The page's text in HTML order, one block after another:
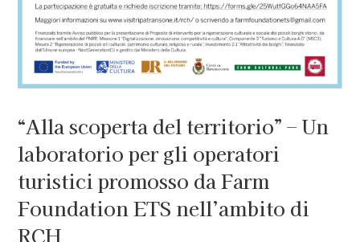
“Alla scoperta del territorio” – Un
laboratorio per gli operatori
turistici promosso da Farm
Foundation ETS nell’ambito di
RCH